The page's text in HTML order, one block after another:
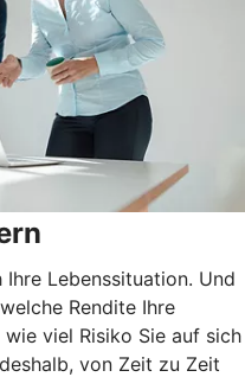
Lebenssituation. Und
Rendite Ihre
viel Risiko Sie auf sich
von Zeit zu Zeit